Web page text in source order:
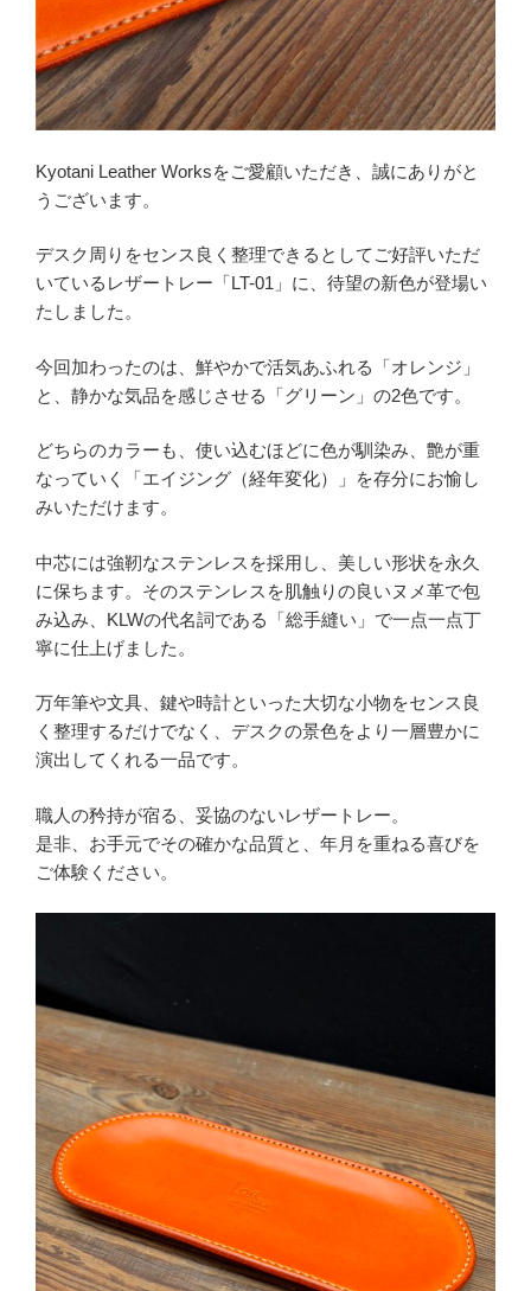
Kyotani Leather Worksをご愛顧いただき、誠にありがと
うございます。
デスク周りをセンス良く整理できるとしてご好評いただ
いているレザートレー「LT-01」に、待望の新色が登場い
たしました。
今回加わったのは、鮮やかで活気あふれる「オレンジ」
と、静かな気品を感じさせる「グリーン」の2色です。
どちらのカラーも、使い込むほどに色が馴染み、艶が重
なっていく「エイジング（経年変化）」を存分にお愉し
みいただけます。
中芯には強靭なステンレスを採用し、美しい形状を永久
に保ちます。そのステンレスを肌触りの良いヌメ革で包
み込み、KLWの代名詞である「総手縫い」で一点一点丁
寧に仕上げました。
万年筆や文具、鍵や時計といった大切な小物をセンス良
く整理するだけでなく、デスクの景色をより一層豊かに
演出してくれる一品です。
職人の矜持が宿る、妥協のないレザートレー。
是非、お手元でその確かな品質と、年月を重ねる喜びを
ご体験ください。